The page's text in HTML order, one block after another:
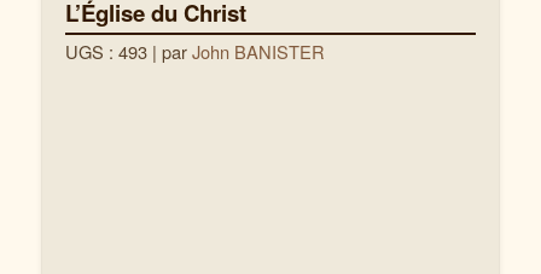
L’Église du Christ
UGS : 493 | parJohn BANISTER